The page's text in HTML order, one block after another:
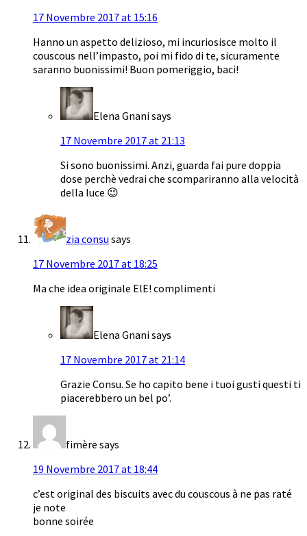
17 Novembre 2017 at 15:16
Hanno un aspetto delizioso, mi incuriosisce molto il
couscous nell’impasto, poi mi fido di te, sicuramente
saranno buonissimi! Buon pomeriggio, baci!
Elena Gnanisays
17 Novembre 2017 at 21:13
Si sono buonissimi. Anzi, guarda fai pure doppia
dose perchè vedrai che scompariranno alla velocità
della luce 😉
zia consu says
17 Novembre 2017 at 18:25
Ma che idea originale ElE! complimenti
Elena Gnanisays
17 Novembre 2017 at 21:14
Grazie Consu. Se ho capito bene i tuoi gusti questi ti
piacerebbero un bel po’.
fimère says
19 Novembre 2017 at 18:44
c’est original des biscuits avec du couscous à ne pas raté
je note
bonne soirée